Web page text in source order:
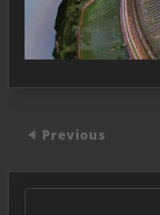
Previous